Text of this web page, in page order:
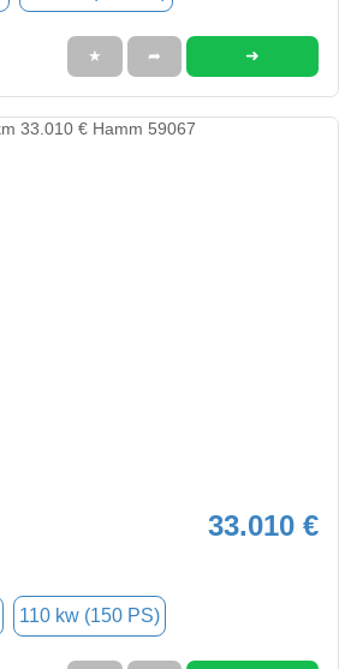
★ ➦ ➜
33.010 €
110 kw (150 PS)